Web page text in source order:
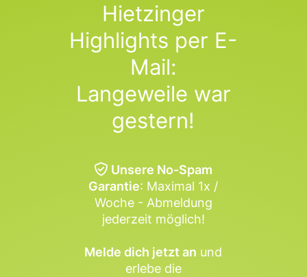
Hietzinger
Highlights per E-
Mail:
Langeweile war
gestern!
Unsere No-Spam
Garantie: Maximal 1x /
Woche - Abmeldung
jederzeit möglich!
Melde dich jetzt an und
erlebe die